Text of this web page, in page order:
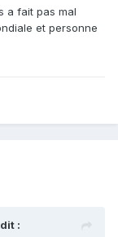
a fait pas mal
et personne
: